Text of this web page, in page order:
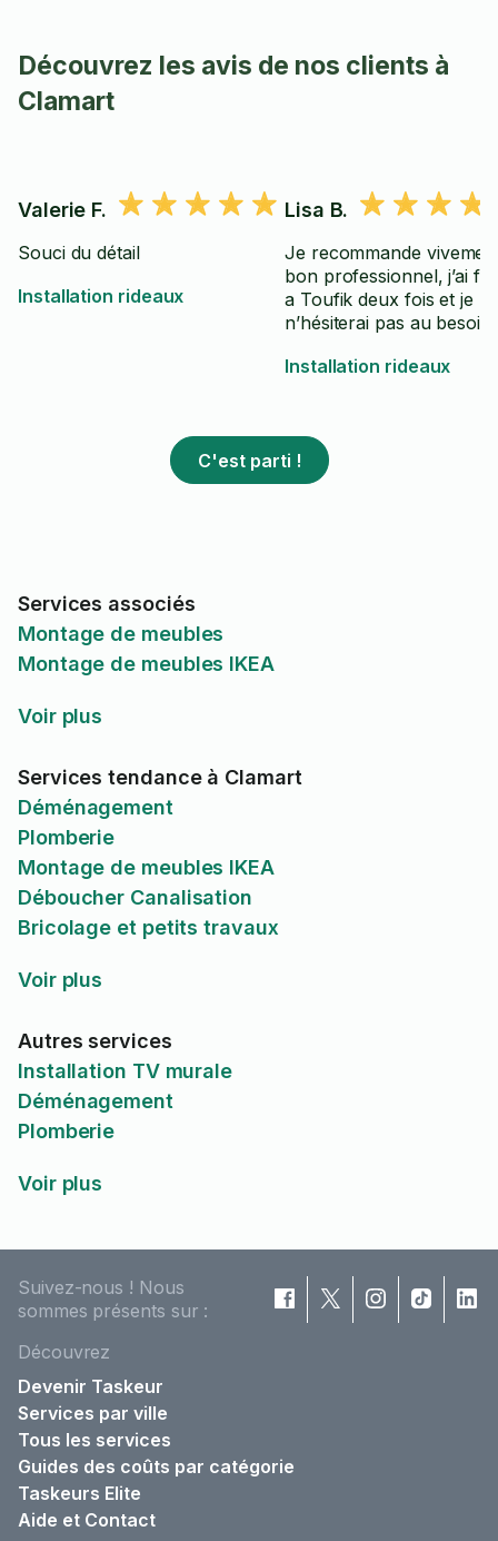
Découvrez les avis de nos clients à
Clamart
Valerie F.
Souci du détail
Installation rideaux
Lisa B.
Je recommande
bon professionnel, j’ai
a Toufik deux fois et je
n’hésiterai pas au besoin
Installation rideaux
C'est parti !
Services associés
Montage de meubles
Montage de meubles IKEA
Voir plus
Services tendance à Clamart
Déménagement
Plomberie
Montage de meubles IKEA
Déboucher Canalisation
Bricolage et petits travaux
Voir plus
Autres services
Installation TV murale
Déménagement
Plomberie
Voir plus
Suivez-nous ! Nous
sommes présents sur :
Découvrez
Devenir Taskeur
Services par ville
Tous les services
Guides des coûts par catégorie
Taskeurs Elite
Aide et Contact